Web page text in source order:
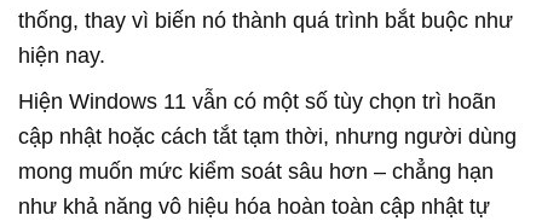
thống, thay vì biến nó thành quá trình bắt buộc như
hiện nay.
Hiện Windows 11 vẫn có một số tùy chọn trì hoãn
cập nhật hoặc cách tắt tạm thời, nhưng người dùng
mong muốn mức kiểm soát sâu hơn – chẳng hạn
như khả năng vô hiệu hóa hoàn toàn cập nhật tự